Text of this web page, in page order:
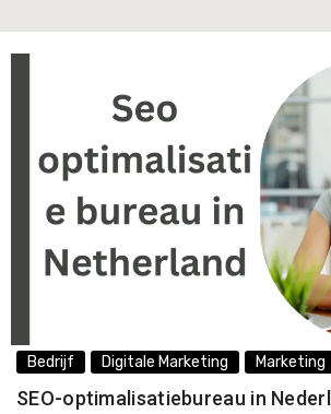
Bedrijf Digitale Marketing Marketing
SEO-optimalisatiebureau in